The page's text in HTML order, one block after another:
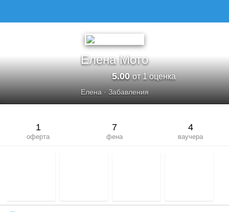
Елена Мото
5.00от 1 оценка
Елена· Забавления
1
оферта
7
фена
4
ваучера